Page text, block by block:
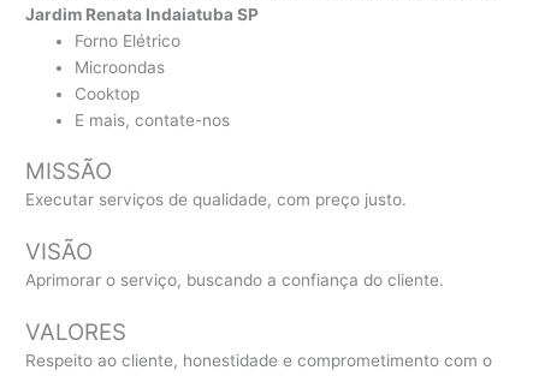
Jardim Renata Indaiatuba SP
Forno Elétrico
Microondas
Cooktop
E mais, contate-nos
MISSÃO
Executar serviços de qualidade, com preço justo.
VISÃO
Aprimorar o serviço, buscando a confiança do cliente.
VALORES
Respeito ao cliente, honestidade e comprometimento com o